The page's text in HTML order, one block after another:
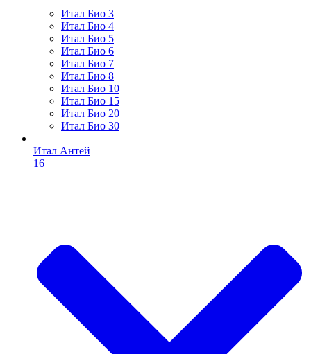
Итал Био 3
Итал Био 4
Итал Био 5
Итал Био 6
Итал Био 7
Итал Био 8
Итал Био 10
Итал Био 15
Итал Био 20
Итал Био 30
Итал Антей
16